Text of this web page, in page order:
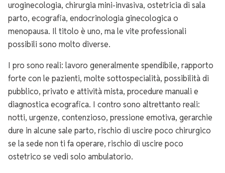
uroginecologia, chirurgia mini-invasiva, ostetricia di sala
parto, ecografia, endocrinologia ginecologica o
menopausa. Il titolo è uno, ma le vite professionali
possibili sono molto diverse.
I pro sono reali: lavoro generalmente spendibile, rapporto
forte con le pazienti, molte sottospecialità, possibilità di
pubblico, privato e attività mista, procedure manuali e
diagnostica ecografica. I contro sono altrettanto reali:
notti, urgenze, contenzioso, pressione emotiva, gerarchie
dure in alcune sale parto, rischio di uscire poco chirurgico
se la sede non ti fa operare, rischio di uscire poco
ostetrico se vedi solo ambulatorio.